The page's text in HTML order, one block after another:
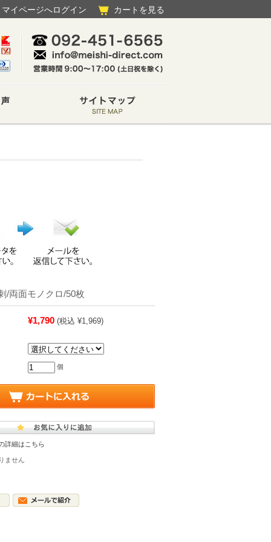
マイページへログイン カートを見る
/両面モノクロ/50枚
¥1,790 (税込 ¥1,969)
個
詳細はこちら
ません